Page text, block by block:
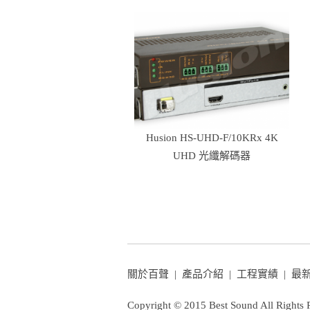
Husion HS-UHD-F/10KRx 4K
UHD 光纖解碼器
關於百聲 | 產品介紹 | 工程實績 | 最
Copyright © 2015 Best Sound All Rights